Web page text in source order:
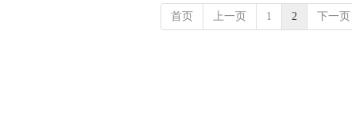
首页 上一页 1 2 下一页